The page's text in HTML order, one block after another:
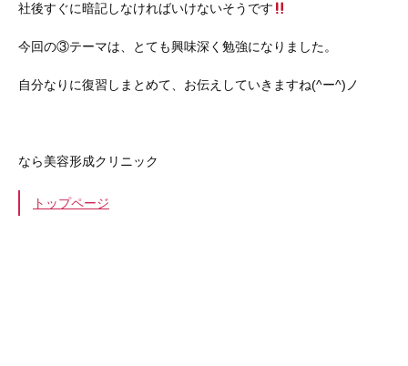
社後すぐに暗記しなければいけないそうです
今回の③テーマは、とても興味深く勉強になりました。
自分なりに復習しまとめて、お伝えしていきますね(^ー^)ノ
なら美容形成クリニック
トップページ